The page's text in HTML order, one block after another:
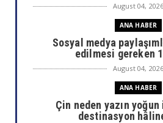
August 04, 2026
ANA HABER
Sosyal medya
edilmesi gereken
August 04, 2026
ANA HABER
Çin neden yazın
destinasyon